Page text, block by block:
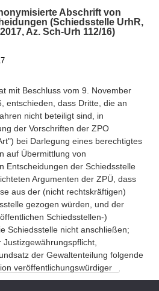
Abschrift von
(Schiedsstelle UrhR,
Az. Sch-Urh 112/16)
mit Beschluss vom 9. November
entschieden, dass Dritte, die an
nicht beteiligt sind, in
der Vorschriften der ZPO
bei Darlegung eines berechtigtes
auf Übermittlung von
Entscheidungen der Schiedsstelle
Argumenten der ZPÜ, dass
aus der (nicht rechtskräftigen)
gezogen würden, und der
Schiedsstellen-)
Schiedsstelle nicht anschließen;
der Gewaltenteilung folgende
veröffentlichungswürdiger
/
80